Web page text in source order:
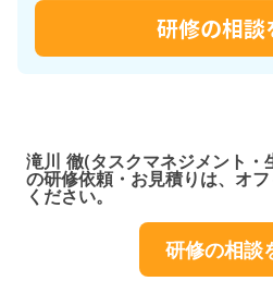
研修の相談
滝川 徹(タスクマネジメント・
の研修依頼・お見積りは、オ
ください。
研修の相談